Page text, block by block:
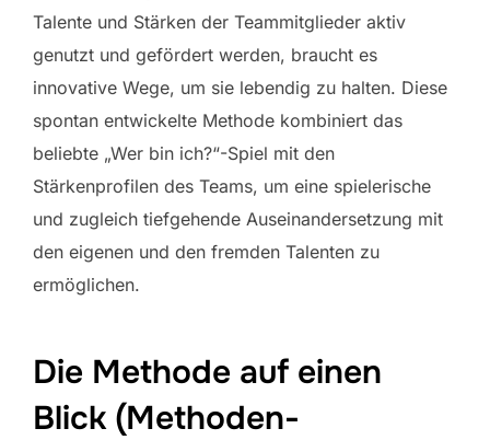
Talente und Stärken der Teammitglieder aktiv
genutzt und gefördert werden, braucht es
innovative Wege, um sie lebendig zu halten. Diese
spontan entwickelte Methode kombiniert das
beliebte „Wer bin ich?“-Spiel mit den
Stärkenprofilen des Teams, um eine spielerische
und zugleich tiefgehende Auseinandersetzung mit
den eigenen und den fremden Talenten zu
ermöglichen.
Die Methode auf einen
Blick (Methoden-